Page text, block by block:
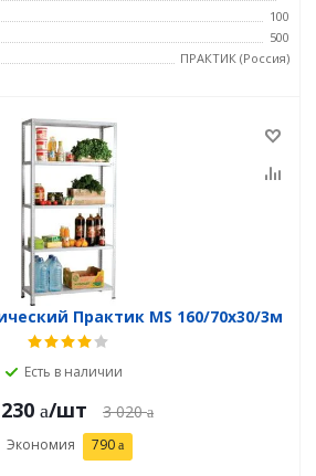
100
500
ПРАКТИК (Россия)
Практик MS 160/70х30/3м
Есть в наличии
/шт 3 020
Экономия 790